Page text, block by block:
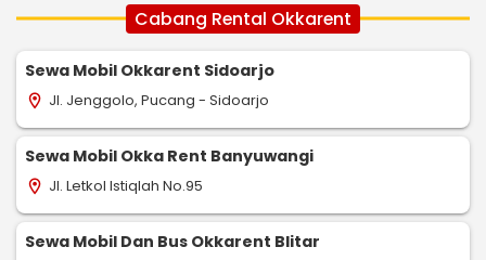
Cabang Rental Okkarent
Sewa Mobil Okkarent Sidoarjo
location_on Jl. Jenggolo, Pucang - Sidoarjo
Sewa Mobil Okka Rent Banyuwangi
location_on Jl. Letkol Istiqlah No.95
Sewa Mobil Dan Bus Okkarent Blitar